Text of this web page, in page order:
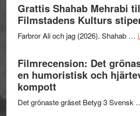
I
to
Grattis Shahab Mehrabi
Filmstadens Kulturs
Farbror Ali och jag (2026). Shahab …
Filmrecension: Det
en humoristisk och
kompott
Det grönaste gräset Betyg 3 Svensk